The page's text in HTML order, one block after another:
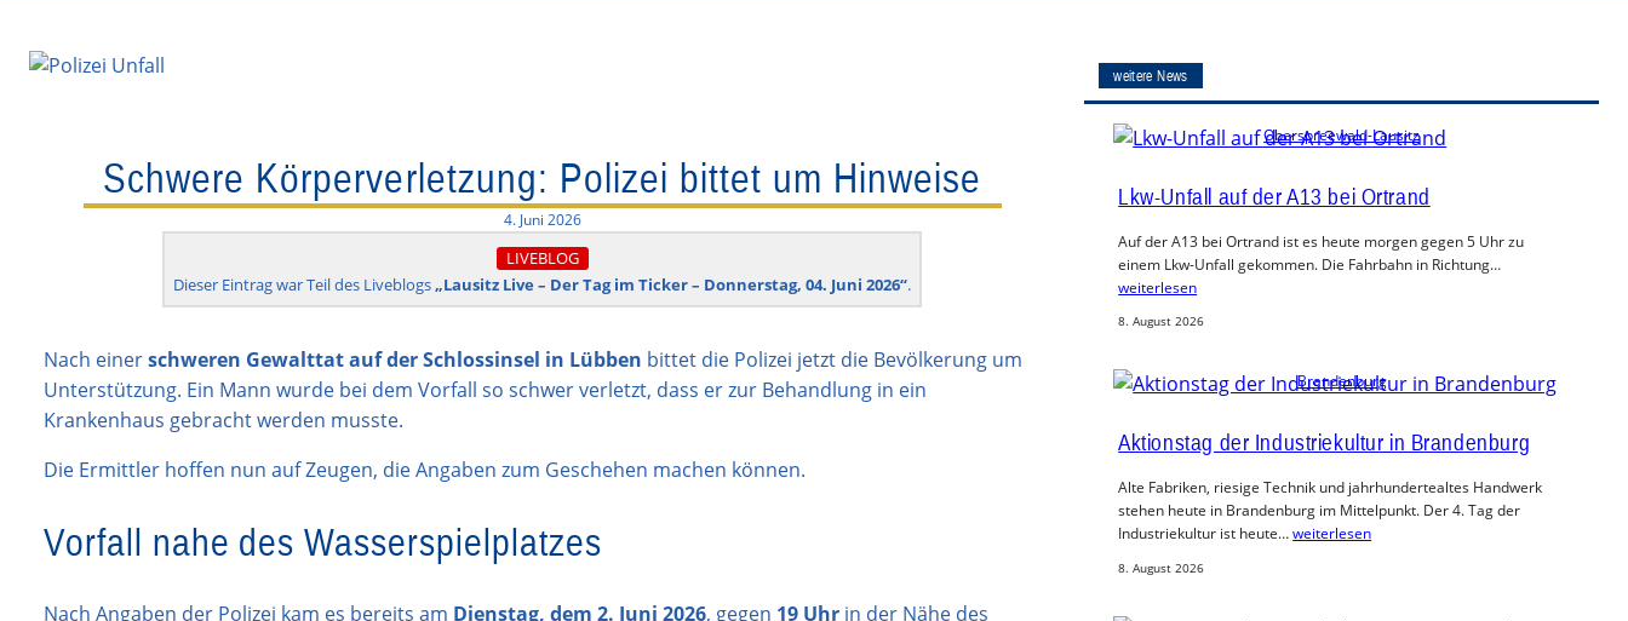
Schwere Körperverletzung: Polizei bittet um Hinweise
4. Juni 2026
LIVEBLOG
Dieser Eintrag war Teil des Liveblogs„Lausitz Live – Der Tag im Ticker – Donnerstag, 04. Juni 2026“.
Nach einerschweren Gewalttat auf der Schlossinsel in Lübben bittet die Polizei jetzt die Bevölkerung um
Unterstützung. Ein Mann wurde bei dem Vorfall so schwer verletzt, dass er zur Behandlung in ein
Krankenhaus gebracht werden musste.
Die Ermittler hoffen nun auf Zeugen, die Angaben zum Geschehen machen können.
Vorfall nahe des Wasserspielplatzes
Nach Angaben der Polizei kam es bereits am Dienstag, dem 2. Juni 2026, gegen 19 Uhr in der Nähe des
weitere News
Oberspreewald-Lausitz
Lkw-Unfall auf der A13 bei Ortrand
Auf der A13 bei Ortrand ist es heute morgen gegen 5 Uhr zu
einem Lkw-Unfall gekommen. Die Fahrbahn in Richtung…
weiterlesen
8. August 2026
Brandenburg
Aktionstag der Industriekultur in Brandenburg
Alte Fabriken, riesige Technik und jahrhundertealtes Handwerk
stehen heute in Brandenburg im Mittelpunkt. Der 4. Tag der
Industriekultur ist heute…weiterlesen
8. August 2026